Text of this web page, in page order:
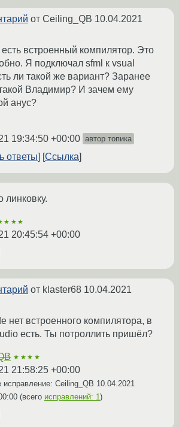
от Ceiling_QB 10.04.2021
встроенный компилятор. Это
Я подключал sfml к vsual
ли такой же вариант? Заранее
Владимир? И зачем ему
анус?
19:34:50 +00:00 автор топика
ответы Ссылка
линковку.
20:45:54 +00:00
от klaster68 10.04.2021
нет встроенного компилятора, в
есть. Ты потроллить пришёл?
★★★★
21:58:25 +00:00
исправление: Ceiling_QB 10.04.2021
(всего исправлений: 1)